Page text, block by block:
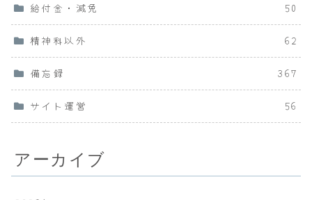
給付金・減免 50
精神科以外 62
備忘録 367
サイト運営 56
アーカイブ